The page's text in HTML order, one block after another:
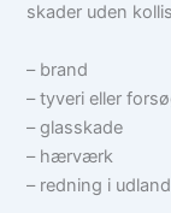
skader uden
– brand
– tyveri eller
– glasskade
– hærværk
– redning i